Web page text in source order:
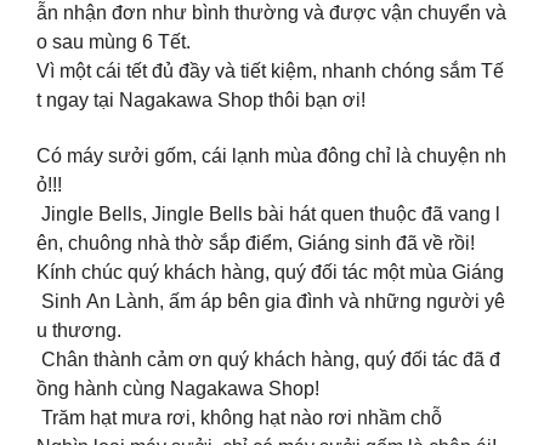
ẫn nhận đơn như bình thường và được vận chuyển và
o sau mùng 6 Tết.
Vì một cái tết đủ đầy và tiết kiệm, nhanh chóng sắm Tế
t ngay tại Nagakawa Shop thôi bạn ơi!
Có máy sưởi gốm, cái lạnh mùa đông chỉ là chuyện nh
ỏ!!!
Jingle Bells, Jingle Bells bài hát quen thuộc đã vang l
ên, chuông nhà thờ sắp điểm, Giáng sinh đã về rồi!
Kính chúc quý khách hàng, quý đối tác một mùa Giáng
Sinh An Lành, ấm áp bên gia đình và những người yê
u thương.
Chân thành cảm ơn quý khách hàng, quý đối tác đã đ
ồng hành cùng Nagakawa Shop!
Trăm hạt mưa rơi, không hạt nào rơi nhầm chỗ